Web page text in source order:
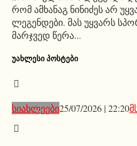
რომ ამხანაგ ნინიძეს არ
ლეგენდები. მას უყვარს
მარჯვედ წერა...
ᲣᲐᲮᲚᲔᲡᲘ ᲞᲝᲡᲢᲔᲑᲘ
სიახლეები25/07/2026 | 22:20